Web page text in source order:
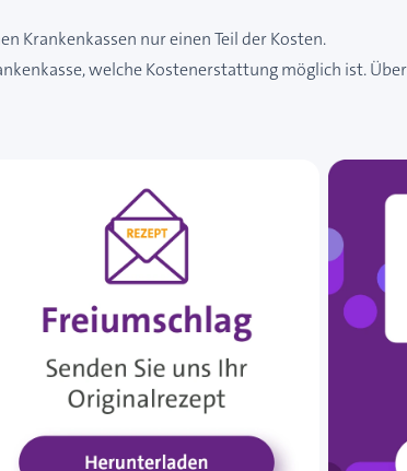
Krankenkassen nur einen Teil der Kosten.
welche Kostenerstattung möglich ist.